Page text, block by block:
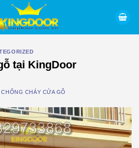
tại KingDoor
CHỐNG CHÁY CỬA GỖ